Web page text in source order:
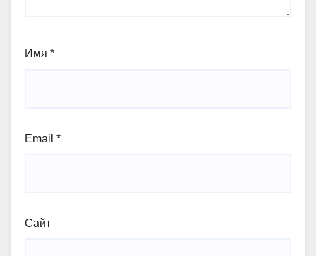
Имя *
Email *
Сайт